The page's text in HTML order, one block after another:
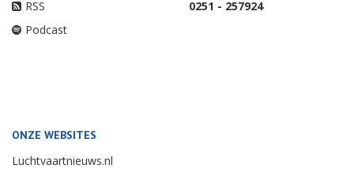
RSS
Podcast
0251 - 257924
ONZE WEBSITES
Luchtvaartnieuws.nl